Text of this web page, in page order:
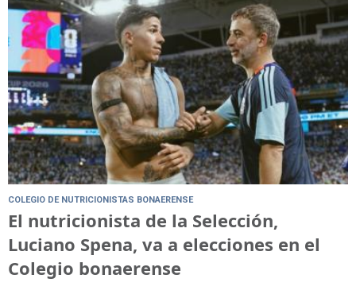
COLEGIO DE NUTRICIONISTAS BONAERENSE
El nutricionista de la Selección,
Luciano Spena, va a elecciones en el
Colegio bonaerense